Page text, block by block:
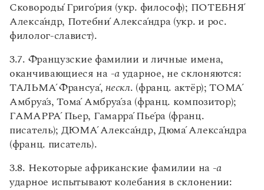
Сковороды́ Григо́рия (укр. философ); ПОТЕБНЯ́
Алекса́ндр, Потебни́Алекса́ндра (укр. и рос.
филолог-славист).
3.7. Французские фамилии и личные имена,
оканчивающиеся на -а ударное, не склоняются:
ТАЛЬМА́Франсуа́, нескл. (франц. актёр); ТОМА́
Амбруа́з, Тома́Амбруа́за (франц. композитор);
ГАМАРРА́ Пьер, Гамарра́Пье́ра (франц.
писатель); ДЮМА́Алекса́ндр, Дюма́Алекса́ндра
(франц. писатель).
3.8. Некоторые африканские фамилии на -а
ударное испытывают колебания в склонении: